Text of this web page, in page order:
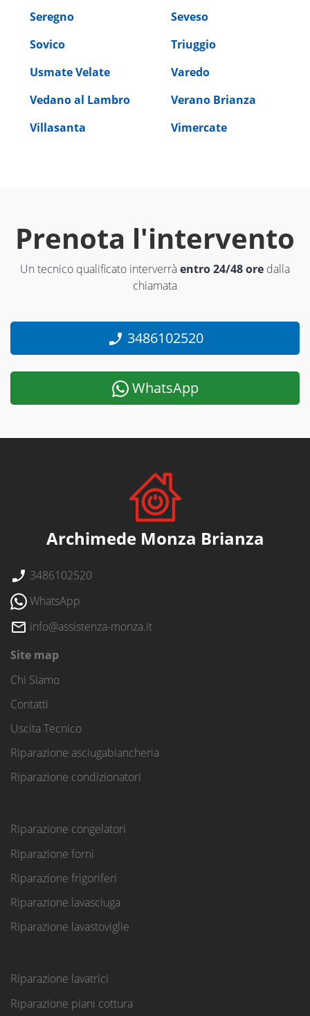
Seregno
Seveso
Sovico
Triuggio
Usmate Velate
Varedo
Vedano al Lambro
Verano Brianza
Villasanta
Vimercate
Prenota l'intervento
Un tecnico qualificato interverràentro 24/48 ore dalla
chiamata
3486102520
WhatsApp
Archimede Monza Brianza
3486102520
WhatsApp
info@assistenza-monza.it
Site map
Chi Siamo
Contatti
Uscita Tecnico
Riparazione asciugabiancheria
Riparazione condizionatori
Riparazione congelatori
Riparazione forni
Riparazione frigoriferi
Riparazione lavasciuga
Riparazione lavastoviglie
Riparazione lavatrici
Riparazione piani cottura